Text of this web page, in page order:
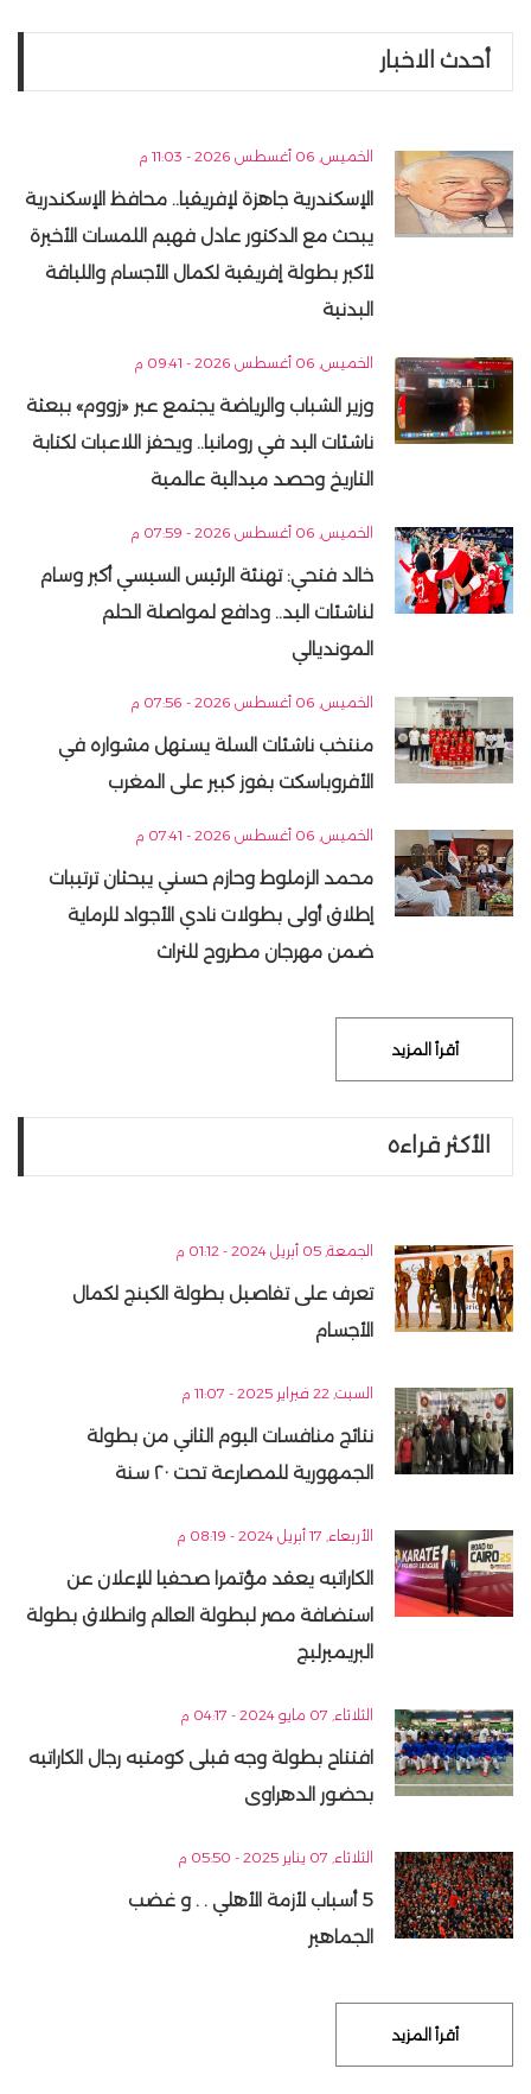
أحدث الاخبار
الخميس, 06 أغسطس 2026 - 11:03 م
الإسكندرية جاهزة لإفريقيا.. محافظ الإسكندرية
يبحث مع الدكتور عادل فهيم اللمسات الأخيرة
لأكبر بطولة إفريقية لكمال الأجسام واللياقة
البدنية
الخميس, 06 أغسطس 2026 - 09:41 م
وزير الشباب والرياضة يجتمع عبر «زووم» ببعثة
ناشئات اليد في رومانيا.. ويحفز اللاعبات لكتابة
التاريخ وحصد ميدالية عالمية
الخميس, 06 أغسطس 2026 - 07:59 م
خالد فتحي: تهنئة الرئيس السيسي أكبر وسام
لناشئات اليد.. ودافع لمواصلة الحلم
المونديالي
الخميس, 06 أغسطس 2026 - 07:56 م
منتخب ناشئات السلة يستهل مشواره في
الأفروباسكت بفوز كبير على المغرب
الخميس, 06 أغسطس 2026 - 07:41 م
محمد الزملوط وحازم حسني يبحثان ترتيبات
إطلاق أولى بطولات نادي الأجواد للرماية
ضمن مهرجان مطروح للتراث
أقرأ المزيد
الأكثر قراءه
الجمعة, 05 أبريل 2024 - 01:12 م
تعرف على تفاصيل بطولة الكينج لكمال
الأجسام
السبت, 22 فبراير 2025 - 11:07 م
نتائج منافسات اليوم الثاني من بطولة
الجمهورية للمصارعة تحت ٢٠ سنة
الأربعاء, 17 أبريل 2024 - 08:19 م
الكاراتيه يعقد مؤتمرا صحفيا للإعلان عن
استضافة مصر لبطولة العالم وانطلاق بطولة
البريميرليج
الثلاثاء, 07 مايو 2024 - 04:17 م
افتتاح بطولة وجه قبلى كومتيه رجال الكاراتيه
بحضور الدهراوى
الثلاثاء, 07 يناير 2025 - 05:50 م
5 أسباب لأزمة الأهلي . . و غضب
الجماهير
أقرأ المزيد